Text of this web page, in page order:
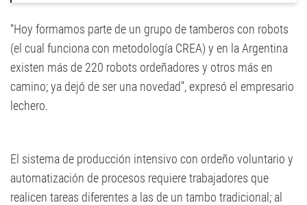
“Hoy formamos parte de un grupo de tamberos con robots
(el cual funciona con metodología CREA) y en la Argentina
existen más de 220 robots ordeñadores y otros más en
camino; ya dejó de ser una novedad”, expresó el empresario
lechero.
El sistema de producción intensivo con ordeño voluntario y
automatización de procesos requiere trabajadores que
realicen tareas diferentes a las de un tambo tradicional; al